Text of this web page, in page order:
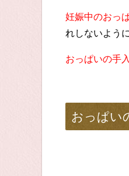
妊娠中のおっ
れしないよう
おっぱいの手
おっぱい